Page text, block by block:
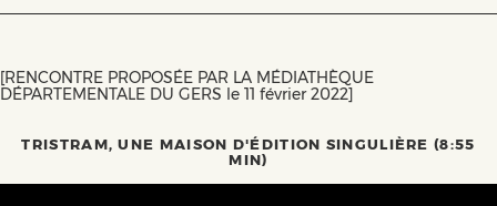
[RENCONTRE PROPOSÉE PAR LA MÉDIATHÈQUE
DÉPARTEMENTALE DU GERS le 11 février 2022]
TRISTRAM, UNE MAISON D'ÉDITION SINGULIÈRE (8:55
MIN)